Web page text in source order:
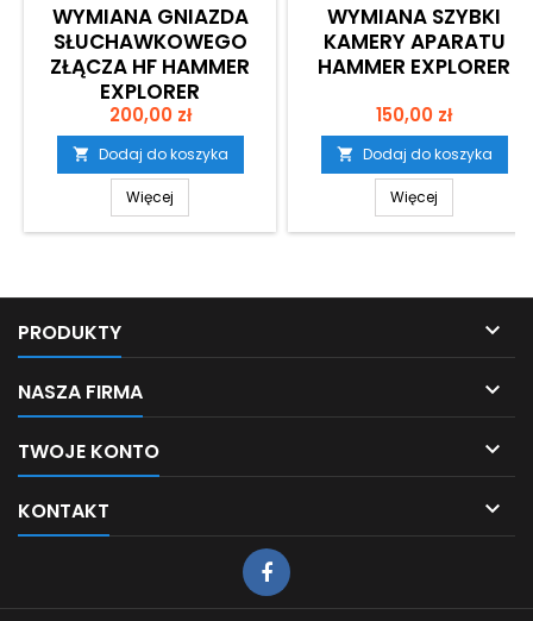
WYMIANA GNIAZDA
SŁUCHAWKOWEGO
ZŁĄCZA HF HAMMER
EXPLORER
Cena
200,00 zł
 Dodaj do koszyka
Więcej
WYMIANA SZYBKI
KAMERY APARATU
HAMMER EXPLORER
Cena
150,00 zł
 Dodaj do koszyka
Więcej
PRODUKTY 
NASZA FIRMA 
TWOJE KONTO 
KONTAKT 